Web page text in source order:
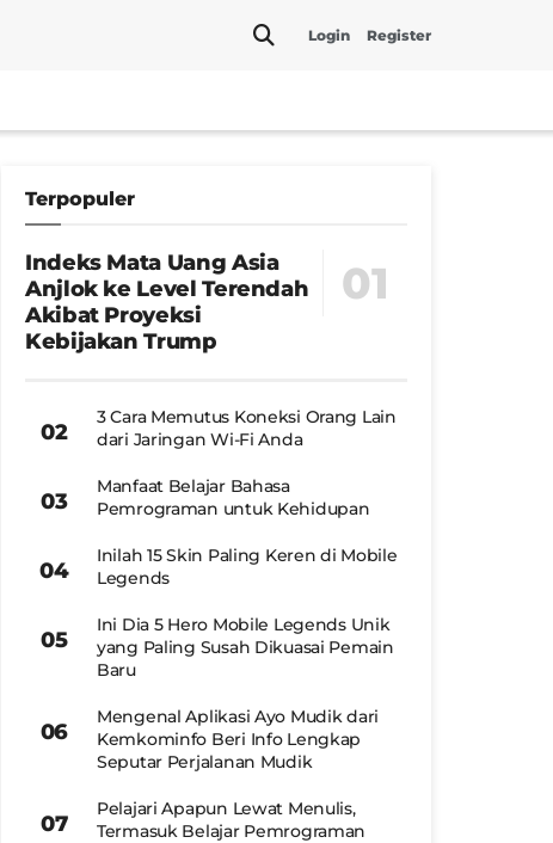
Login Register
Terpopuler
Indeks Mata Uang Asia
Anjlok ke Level Terendah
Akibat Proyeksi
Kebijakan Trump
3 Cara Memutus Koneksi Orang Lain
dari Jaringan Wi-Fi Anda
Manfaat Belajar Bahasa
Pemrograman untuk Kehidupan
Inilah 15 Skin Paling Keren di Mobile
Legends
Ini Dia 5 Hero Mobile Legends Unik
yang Paling Susah Dikuasai Pemain
Baru
Mengenal Aplikasi Ayo Mudik dari
Kemkominfo Beri Info Lengkap
Seputar Perjalanan Mudik
Pelajari Apapun Lewat Menulis,
Termasuk Belajar Pemrograman